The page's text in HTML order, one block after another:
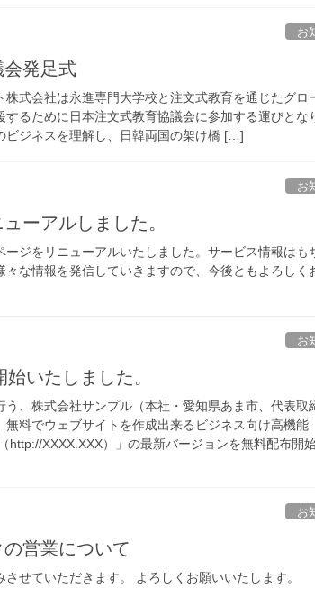
お
会発足式
株式会社は永進専門大学校と注文式教育を通じたグロ
するために日本注文式教育協議会に参加する運びとな
ビジネスを理解し、日韓両国の架け橋 […]
お
ーアルしました。
ジをリニューアルいたしました。サービス情報はも
々な情報を発信していきますので、今後ともよろしく
お
いたしました。
、株式会社サンプル（本社・愛知県あま市、代表取
無料でウェブサイトを作成出来るビジネス向け高機能
http://XXXX.XXX）」の最新バージョンを無料配布開
お
営業について
せていただきます。 よろしくお願いいたします。